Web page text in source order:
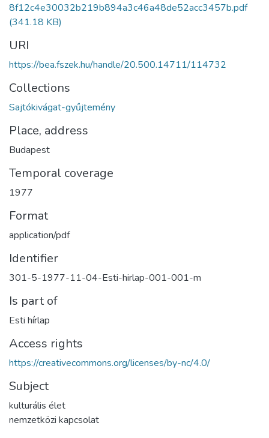
8f12c4e30032b219b894a3c46a48de52acc3457b.pdf
(341.18 KB)
URI
https://bea.fszek.hu/handle/20.500.14711/114732
Collections
Sajtókivágat-gyűjtemény
Place, address
Budapest
Temporal coverage
1977
Format
application/pdf
Identifier
301-5-1977-11-04-Esti-hirlap-001-001-m
Is part of
Esti hírlap
Access rights
https://creativecommons.org/licenses/by-nc/4.0/
Subject
kulturális élet
nemzetközi kapcsolat